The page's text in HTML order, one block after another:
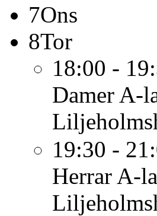
7Ons
8Tor
18:00 -
Damer A-
19:30 -
Herrar A-